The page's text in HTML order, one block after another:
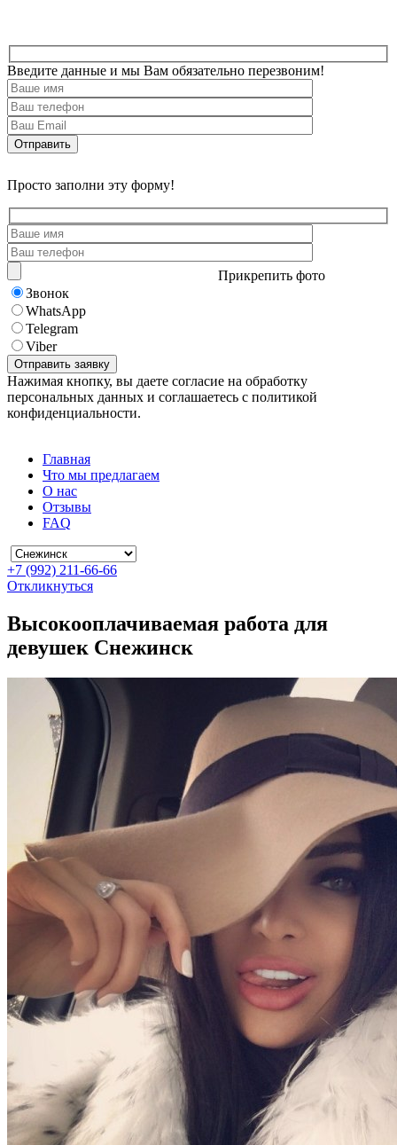
Введите данные и мы Вам обязательно перезвоним!
Просто заполни эту форму!
Прикрепить фото
Звонок
WhatsApp
Telegram
Viber
Нажимая кнопку, вы даете согласие на обработку
персональных данных и соглашаетесь с политикой
конфиденциальности.
Главная
Что мы предлагаем
О нас
Отзывы
FAQ
+7 (992) 211-66-66
Откликнуться
Высокооплачиваемая работа для
девушек Снежинск